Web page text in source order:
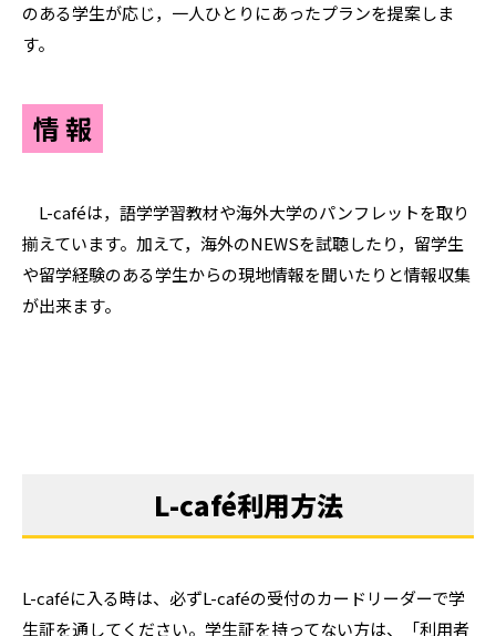
のある学生が応じ，一人ひとりにあったプランを提案しま
す。
情 報
L-caféは，語学学習教材や海外大学のパンフレットを取り
揃えています。加えて，海外のNEWSを試聴したり，留学生
や留学経験のある学生からの現地情報を聞いたりと情報収集
が出来ます。
L-café利用方法
L-caféに入る時は、必ずL-caféの受付のカードリーダーで学
生証を通してください。学生証を持ってない方は、「利用者